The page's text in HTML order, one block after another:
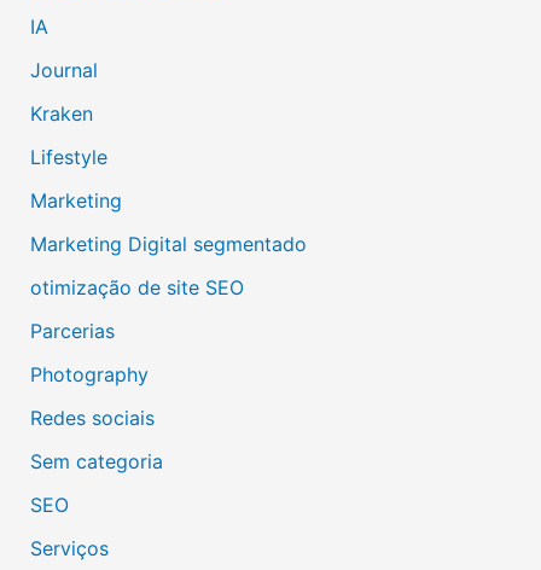
IA
Journal
Kraken
Lifestyle
Marketing
Marketing Digital segmentado
otimização de site SEO
Parcerias
Photography
Redes sociais
Sem categoria
SEO
Serviços